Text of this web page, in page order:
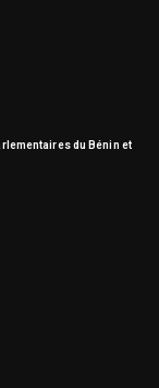
du Bénin et